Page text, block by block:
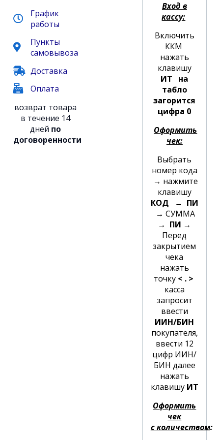
График
работы
Пункты
самовывоза
Доставка
Оплата
возврат товара
в течение 14
дней по
договоренности
Вход в
кассу:
Включить
ККМ
нажать
клавишу
ИТ на
табло
загорится
цифра 0
Оформить
чек:
Выбрать
номер кода
→ нажмите
клавишу
КОД
→ ПИ
→ СУММА
→ ПИ →
Перед
закрытием
чека
нажать
точку < . >
касса
запросит
ввести
ИИН/БИН
покупателя,
ввести 12
цифр ИИН/
БИН далее
нажать
клавишу ИТ
Оформить
чек
с количеством: